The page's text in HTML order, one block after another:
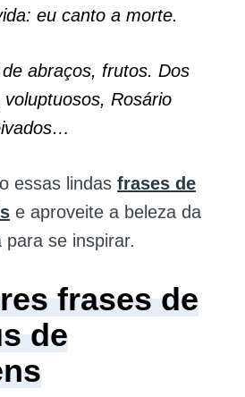
eu canto a morte.
abraços, frutos. Dos
Rosário
essas lindas frases de
e aproveite a beleza da
para se inspirar.
frases de
de